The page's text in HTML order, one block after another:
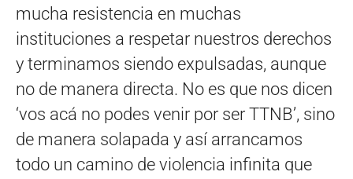
mucha resistencia en muchas
instituciones a respetar nuestros derechos
y terminamos siendo expulsadas, aunque
no de manera directa. No es que nos dicen
‘vos acá no podes venir por ser TTNB’, sino
de manera solapada y así arrancamos
todo un camino de violencia infinita que